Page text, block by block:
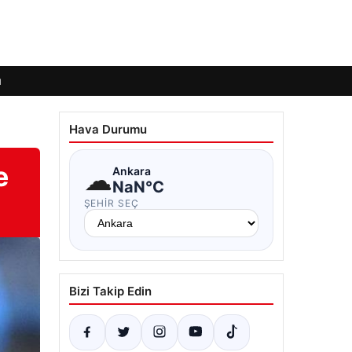
Hava Durumu
☁Ankara
NaN°C
ŞEHIR SEÇ
Bizi Takip Edin